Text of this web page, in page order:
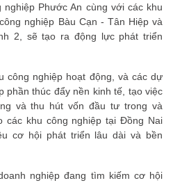
Phước An cùng với các khu
nghiệp Bàu Cạn - Tân Hiệp và
2, sẽ tạo ra động lực phát triển
công nghiệp hoạt động, và các dự
phần thúc đẩy nền kinh tế, tạo việc
và thu hút vốn đầu tư trong và
các khu công nghiệp tại Đồng Nai
cơ hội phát triển lâu dài và bền
nghiệp đang tìm kiếm cơ hội